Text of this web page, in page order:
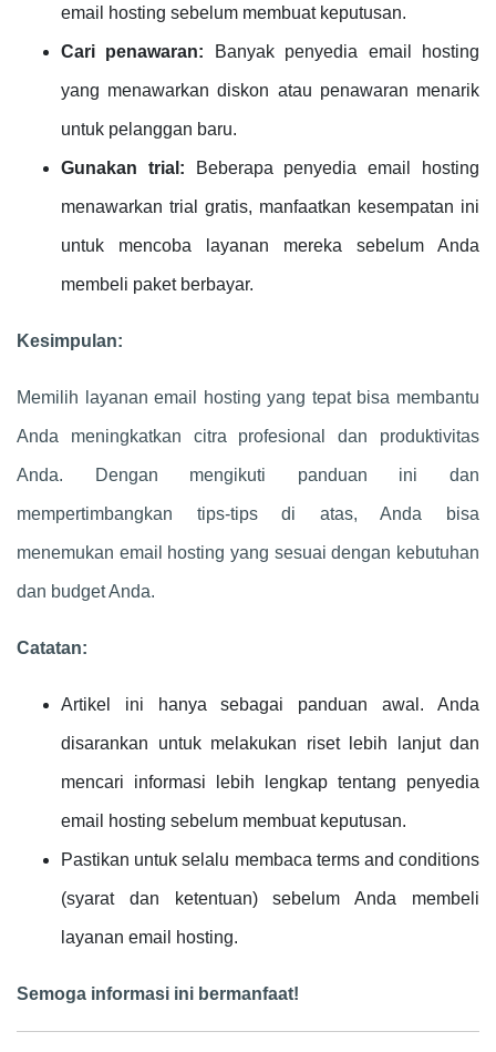
email hosting sebelum membuat keputusan.
Cari penawaran: Banyak penyedia email hosting
yang menawarkan diskon atau penawaran menarik
untuk pelanggan baru.
Gunakan trial: Beberapa penyedia email hosting
menawarkan trial gratis, manfaatkan kesempatan ini
untuk mencoba layanan mereka sebelum Anda
membeli paket berbayar.
Kesimpulan:
Memilih layanan email hosting yang tepat bisa membantu
Anda meningkatkan citra profesional dan produktivitas
Anda. Dengan mengikuti panduan ini dan
mempertimbangkan tips-tips di atas, Anda bisa
menemukan email hosting yang sesuai dengan kebutuhan
dan budget Anda.
Catatan:
Artikel ini hanya sebagai panduan awal. Anda
disarankan untuk melakukan riset lebih lanjut dan
mencari informasi lebih lengkap tentang penyedia
email hosting sebelum membuat keputusan.
Pastikan untuk selalu membaca terms and conditions
(syarat dan ketentuan) sebelum Anda membeli
layanan email hosting.
Semoga informasi ini bermanfaat!